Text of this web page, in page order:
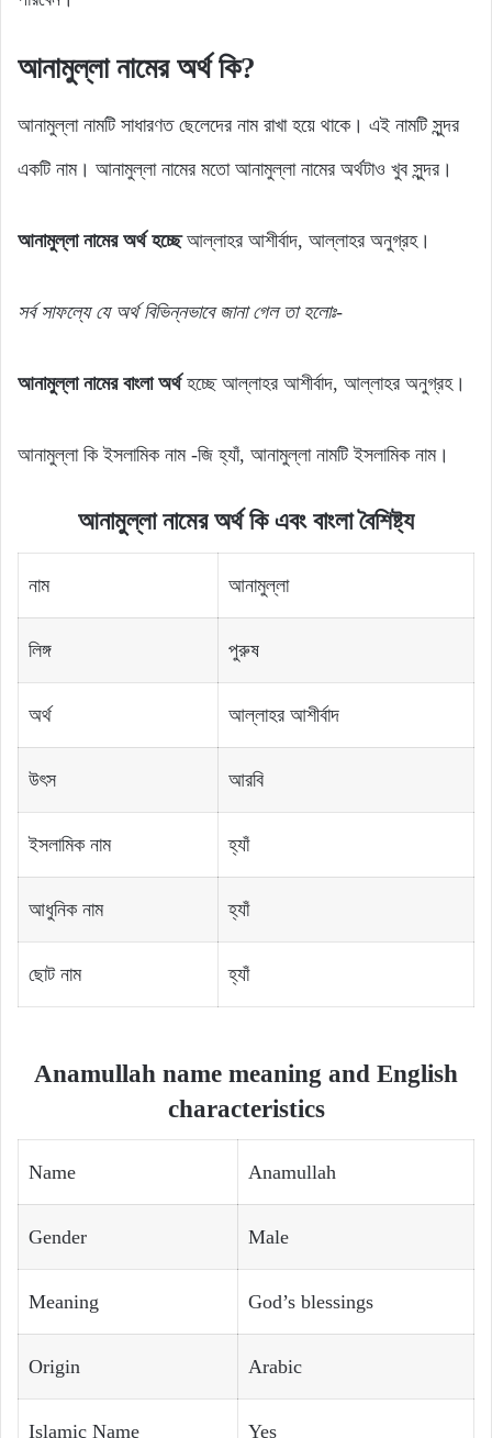
আনামুল্লা নামের অর্থ কি?
আনামুল্লা নামটি সাধারণত ছেলেদের নাম রাখা হয়ে থাকে। এই নামটি সুন্দর
একটি নাম। আনামুল্লা নামের মতো আনামুল্লা নামের অর্থটাও খুব সুন্দর।
আনামুল্লা নামের অর্থ হচ্ছেআল্লাহর আশীর্বাদ, আল্লাহর অনুগ্রহ।
সর্ব সাফল্যে যে অর্থ বিভিন্নভাবে জানা গেল তা হলোঃ-
আনামুল্লা নামের বাংলা অর্থহচ্ছে আল্লাহর আশীর্বাদ, আল্লাহর অনুগ্রহ।
আনামুল্লা কি ইসলামিক নাম -জি হ্যাঁ, আনামুল্লা নামটি ইসলামিক নাম।
আনামুল্লা নামের অর্থ কি এবং বাংলা বৈশিষ্ট্য
নাম আনামুল্লা
লিঙ্গ পুরুষ
অর্থ আল্লাহর আশীর্বাদ
উৎস আরবি
ইসলামিক নাম হ্যাঁ
আধুনিক নাম হ্যাঁ
ছোট নাম হ্যাঁ
Anamullah name meaning and English
characteristics
Name Anamullah
Gender Male
Meaning God’s blessings
Origin Arabic
Islamic Name Yes